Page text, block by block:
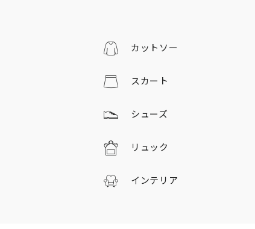
カットソー
スカート
シューズ
リュック
インテリア